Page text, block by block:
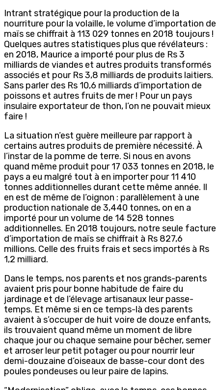
Intrant stratégique pour la production de la
nourriture pour la volaille, le volume d’importation de
maïs se chiffrait à 113 029 tonnes en 2018 toujours !
Quelques autres statistiques plus que révélateurs :
en 2018, Maurice a importé pour plus de Rs 3
milliards de viandes et autres produits transformés
associés et pour Rs 3,8 milliards de produits laitiers.
Sans parler des Rs 10,6 milliards d’importation de
poissons et autres fruits de mer ! Pour un pays
insulaire exportateur de thon, l’on ne pouvait mieux
faire !
La situation n’est guère meilleure par rapport à
certains autres produits de première nécessité. À
l’instar de la pomme de terre. Si nous en avons
quand même produit pour 17 033 tonnes en 2018, le
pays a eu malgré tout à en importer pour 11 410
tonnes additionnelles durant cette même année. Il
en est de même de l’oignon : parallèlement à une
production nationale de 3,440 tonnes, on en a
importé pour un volume de 14 528 tonnes
additionnelles. En 2018 toujours, notre seule facture
d’importation de maïs se chiffrait à Rs 827,6
millions. Celle des fruits frais et secs importés à Rs
1,2 milliard.
Dans le temps, nos parents et nos grands-parents
avaient pris pour bonne habitude de faire du
jardinage et de l’élevage artisanaux leur passe-
temps. Et même si en ce temps-là des parents
avaient à s’occuper de huit voire de douze enfants,
ils trouvaient quand même un moment de libre
chaque jour ou chaque semaine pour bêcher, semer
et arroser leur petit potager ou pour nourrir leur
demi-douzaine d’oiseaux de basse-cour dont des
poules pondeuses ou leur paire de lapins.